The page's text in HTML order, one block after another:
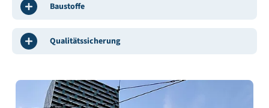
Baustoffe
Qualitätssicherung